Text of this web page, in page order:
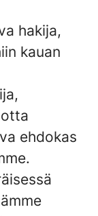
hakija,
kauan
ehdokas